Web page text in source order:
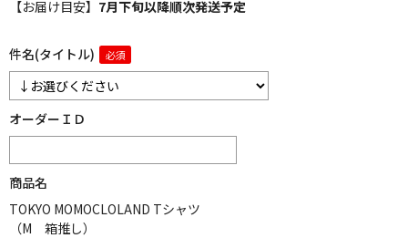
【お届け目安】 7月下旬以降順次発送予定
件名(タイトル)
オーダーＩＤ
商品名
TOKYO MOMOCLOLAND Tシャツ
（M 箱推し）